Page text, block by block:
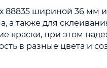
88835 шириной 36 мм
а также для
краски, при этом
в разные цвета и